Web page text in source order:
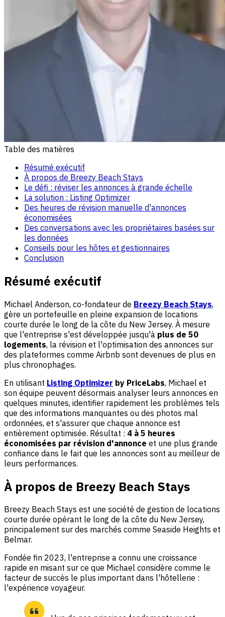
Table des matières
Résumé exécutif
À propos de Breezy Beach Stays
Le défi : réviser les annonces à grande échelle
La solution : Listing Optimizer
Des heures de révision manuelle d'annonces
économisées
Des conversations avec les propriétaires basées sur
les données
Conseils pour les hôtes et gestionnaires
Conclusion
Résumé exécutif
Michael Anderson, co-fondateur de Breezy Beach Stays,
gère un portefeuille en pleine expansion de locations
courte durée le long de la côte du New Jersey. À mesure
que l'entreprise s'est développée jusqu'à plus de 50
logements, la révision et l'optimisation des annonces sur
des plateformes comme Airbnb sont devenues de plus en
plus chronophages.
En utilisant Listing Optimizer by PriceLabs, Michael et
son équipe peuvent désormais analyser leurs annonces en
quelques minutes, identifier rapidement les problèmes tels
que des informations manquantes ou des photos mal
ordonnées, et s'assurer que chaque annonce est
entièrement optimisée. Résultat : 4 à 5 heures
économisées par révision d'annonce et une plus grande
confiance dans le fait que les annonces sont au meilleur de
leurs performances.
À propos de Breezy Beach Stays
Breezy Beach Stays est une société de gestion de locations
courte durée opérant le long de la côte du New Jersey,
principalement sur des marchés comme Seaside Heights et
Belmar.
Fondée fin 2023, l'entreprise a connu une croissance
rapide en misant sur ce que Michael considère comme le
facteur de succès le plus important dans l'hôtellerie :
l'expérience voyageur.